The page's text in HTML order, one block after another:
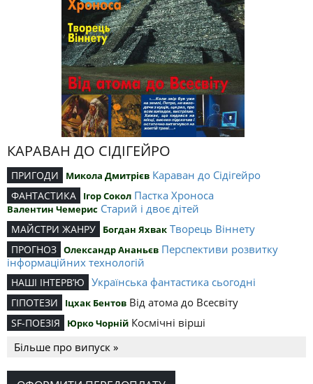
КАРАВАН ДО СІДІГЕЙРО
ПРИГОДИ Микола Дмитрієв Караван до Сідігейро
ФАНТАСТИКА Ігор Сокол Пастка Хроноса
Валентин Чемерис Старий і двоє дітей
МАЙСТРИ ЖАНРУ Богдан Яхвак Творець Віннету
ПРОГНОЗ Олександр Ананьєв Перспективи розвитку
інформаційних технологій
НАШІ ІНТЕРВ’Ю Українська фантастика сьогодні
ГІПОТЕЗИ Іцхак Бентов Від атома до Всесвіту
SF-ПОЕЗІЯ Юрко Чорній Космічні вірші
Більше про випуск »